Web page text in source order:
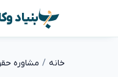
بنیاد
خانه مشاوره